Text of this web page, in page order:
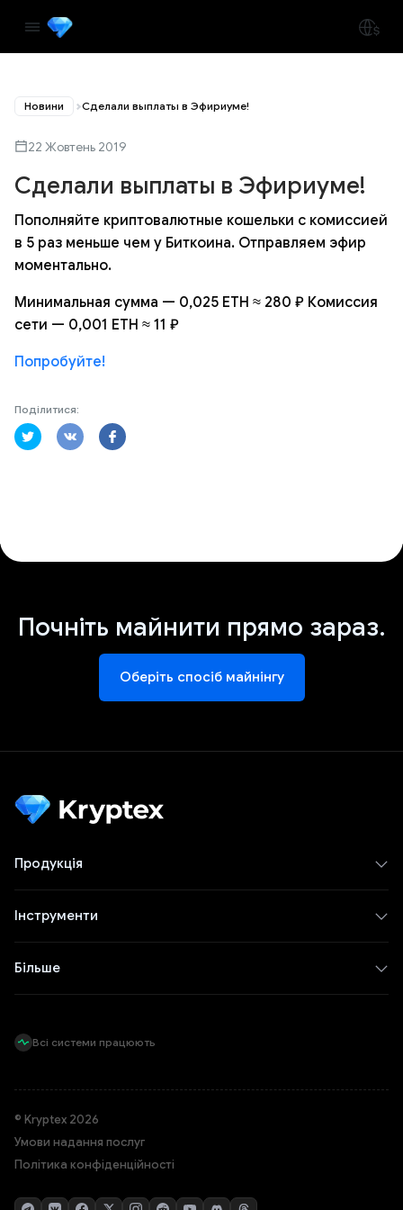
Новини Сделали выплаты в Эфириуме!
22 Жовтень 2019
Сделали выплаты в Эфириуме!
Пополняйте криптовалютные кошельки с комиссией
в 5 раз меньше чем у Биткоина. Отправляем эфир
моментально.
Минимальная сумма — 0,025 ETH ≈ 280 ₽ Комиссия
сети — 0,001 ETH ≈ 11 ₽
Попробуйте!
Поділитися:
Почніть майнити прямо зараз.
Оберіть спосіб майнінгу
Продукція
Інструменти
Більше
Всі системи працюють
© Kryptex 2026
Умови надання послуг
Політика конфіденційності